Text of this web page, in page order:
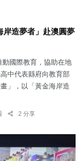
岸造夢者」赴澳圓夢
動國際教育，協助在地
中代表縣府向教育部
」，以「黃金海岸造
2 分享